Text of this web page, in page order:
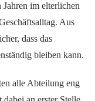
Jahren im elterlichen
Aus
dass das
bleiben kann.
alle Abteilung eng